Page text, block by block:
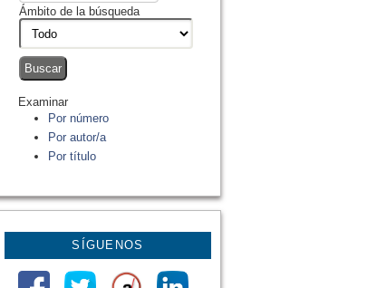
Ámbito de la búsqueda
Examinar
Por número
Por autor/a
Por título
SÍGUENOS